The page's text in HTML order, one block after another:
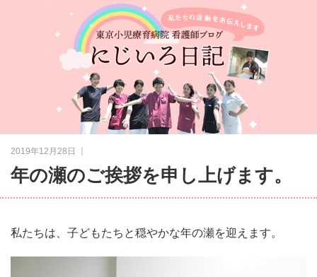
2019年12月28日
年の瀬のご挨拶を申し上げます。
私たちは、子どもたちと穏やかな年の瀬を迎えます。